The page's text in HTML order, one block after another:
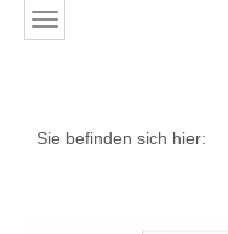
Sie befinden sich hier: